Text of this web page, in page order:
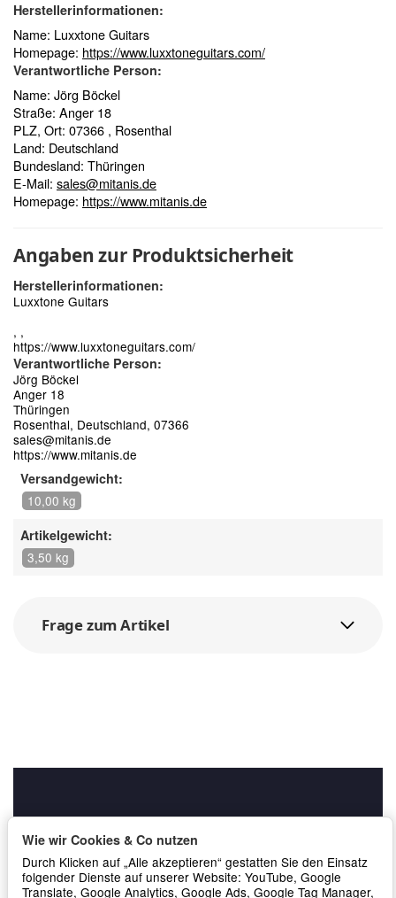
Herstellerinformationen:
Name: Luxxtone Guitars
Homepage: https://www.luxxtoneguitars.com/
Verantwortliche Person:
Name: Jörg Böckel
Straße: Anger 18
PLZ, Ort: 07366 , Rosenthal
Land: Deutschland
Bundesland: Thüringen
E-Mail: sales@mitanis.de
Homepage: https://www.mitanis.de
Angaben zur Produktsicherheit
Herstellerinformationen:
Luxxtone Guitars
, ,
https://www.luxxtoneguitars.com/
Verantwortliche Person:
Jörg Böckel
Anger 18
Thüringen
Rosenthal, Deutschland, 07366
sales@mitanis.de
https://www.mitanis.de
Versandgewicht:
10,00 kg
Artikelgewicht:
3,50 kg
Frage zum Artikel
Wie wir Cookies & Co nutzen
Durch Klicken auf „Alle akzeptieren“ gestatten Sie den Einsatz
folgender Dienste auf unserer Website: YouTube, Google
Translate, Google Analytics, Google Ads, Google Tag Manager,